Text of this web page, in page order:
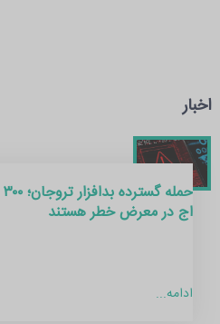
اخبار
اج در معرض خطر هستند
ادامه...